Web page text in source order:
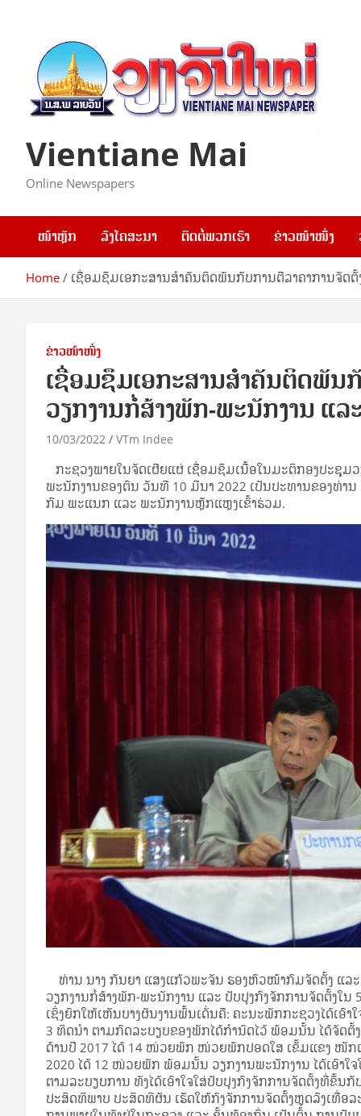
Vientiane Mai
Online Newspapers
ໜ້າຫຼັກ ລົງໂຄສະນາ ຕິດຕໍ່ພວກເຮົາ ຂ່າວໜ້າໜຶ່ງ
Home ເຊື່ອມຊຶມເອກະສານສໍາຄັນຕິດພັນກັບການຕີລາຄາການຈັດ
ຂ່າວໜ້າໜຶ່ງ
ເຊື່ອມຊຶມເອກະສານສໍາຄັນຕິດພັນ
ວຽກງານກໍ່ສ້າງພັກ-ພະນັກງານ ແ
10/03/2022 VTm Indee
ກະຊວງພາຍໃນຈັດເຜີຍແຜ່ ເຊື່ອມຊຶມເນື້ອໃນມະຕິກອງປະຊຸມ
ພະນັກງານຂອງຕົນ ວັນທີ 10 ມີນາ 2022 ເປັນປະທານຂອງທ່
ກົມ ພະແນກ ແລະ ພະນັກງານຫຼັກແຫຼງເຂົ້າຮ່ວມ.
ທ່ານ ນາງ ກັນຍາ ແສງແກ້ວພະຈັນ ຮອງຫົວໜ້າກົມຈັດຕັ້ງ ແລ
ວຽກງານກໍ່ສ້າງພັກ-ພະນັກງານ ແລະ ປັບປຸງກົງຈັກການຈັດຕັ້ງໃ
ເຊິ່ງຍົກໃຫ້ເຫັນບາງຜັນງານພົ້ນເດັ່ນຄື: ຄະນະພັກກະຊວງໄດ້ເອົ
3 ທິດນໍາ ຕາມກົດລະບຽບຂອງພັກໄດ້ກໍານົດໄວ້ ພ້ອມນັ້ນ ໄດ້ຈັດ
ດ້ານປີ 2017 ໄດ້ 14 ໜ່ວຍພັກ ໜ່ວຍພັກປອດໃສ ເຂັ້ມແຂງ ໜັ
2020 ໄດ້ 12 ໜ່ວຍພັກ ພ້ອມນັ້ນ ວຽກງານພະນັກງານ ໄດ້ເອົາໃ
ຕາມລະບຽບການ ທັງໄດ້ເອົາໃຈໃສ່ປັບປຸງກົງຈັກການຈັດຕັ້ງທີ່
ປະສິດທິພາບ ປະສິດທິຜັນ ເຮັດໃຫ້ກົງຈັກການຈັດຕັ້ງຫຼຸດລົງເທື່ອ